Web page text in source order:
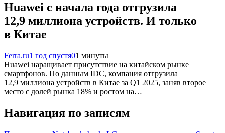
Huawei с начала года отгрузила
12,9 миллиона устройств. И только
в Китае
Ferra.ru1 год спустя01 минуты
Huawei наращивает присутствие на китайском рынке
смартфонов. По данным IDC, компания отгрузила
12,9 миллиона устройств в Китае за Q1 2025, заняв второе
место с долей рынка 18% и ростом на…
Навигация по записям